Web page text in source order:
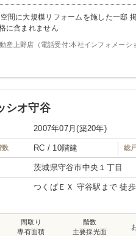
間に大規模リフォームを施した一邸
に含まれません
産上野店（電話受付:本社インフォメーシ
シオ守谷
2007年07月(築20年)
数 RC / 10階建 総
茨城県守谷市中央１丁目
つくばＥＸ 守谷駅まで 徒
間取り
専有面積
階数
主要採光面